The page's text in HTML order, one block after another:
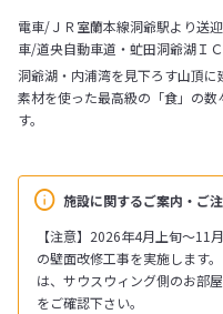
電車/ＪＲ室蘭本線洞爺駅より送
車/道央自動車道・虻田洞爺湖Ｉ
施設に関するご案内・ご
【注意】2026年4月上旬～11
の壁面改修工事を実施します
は、サウスウィング側のお部
をご確認下さい。
洞爺湖・内浦湾を見下ろす山頂
素材を使った最高級の「食」の
す。